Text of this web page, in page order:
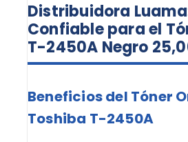
Distribuidora
Confiable para el
T-2450A Negro
Beneficios del Tóner
Toshiba T-2450A